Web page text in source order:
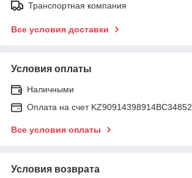
Транспортная компания
Все условия доставки
Условия оплаты
Наличными
Оплата на счет KZ90914398914ВС34852
Все условия оплаты
Условия возврата